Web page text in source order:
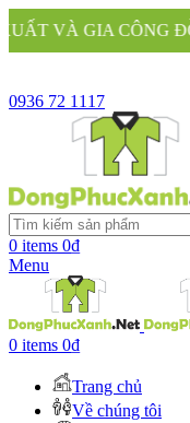
ĐỒNG PHỤC
0936 72 1117
0 items 0₫
Menu
0 items 0₫
Trang chủ
Về chúng tôi